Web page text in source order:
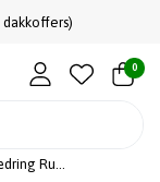
dakkoffers)
0
Gledring Rubbasol (Rubber) Kofferbakmat Skoda SuperB IV (NZ5) Kombi 2024- (hoge variable laadvloer)